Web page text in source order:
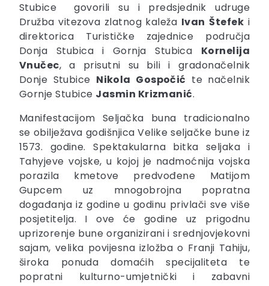
Stubice govorili su i predsjednik udruge
Družba vitezova zlatnog kaleža Ivan Štefek i
direktorica Turističke zajednice područja
Donja Stubica i Gornja Stubica Kornelija
Vnučec, a prisutni su bili i gradonačelnik
Donje Stubice Nikola Gospočić te načelnik
Gornje Stubice Jasmin Krizmanić.
Manifestacijom Seljačka buna tradicionalno
se obilježava godišnjica Velike seljačke bune iz
1573. godine. Spektakularna bitka seljaka i
Tahyjeve vojske, u kojoj je nadmoćnija vojska
porazila kmetove predvođene Matijom
Gupcem uz mnogobrojna popratna
događanja iz godine u godinu privlači sve više
posjetitelja. I ove će godine uz prigodnu
uprizorenje bune organizirani i srednjovjekovni
sajam, velika povijesna izložba o Franji Tahiju,
široka ponuda domaćih specijaliteta te
popratni kulturno-umjetnički i zabavni